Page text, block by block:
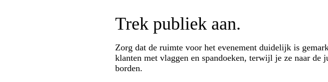
Trek publiek aan.
Zorg dat de ruimte voor het evenement duidelijk is
klanten met vlaggen en spandoeken, terwijl je ze naar
borden.